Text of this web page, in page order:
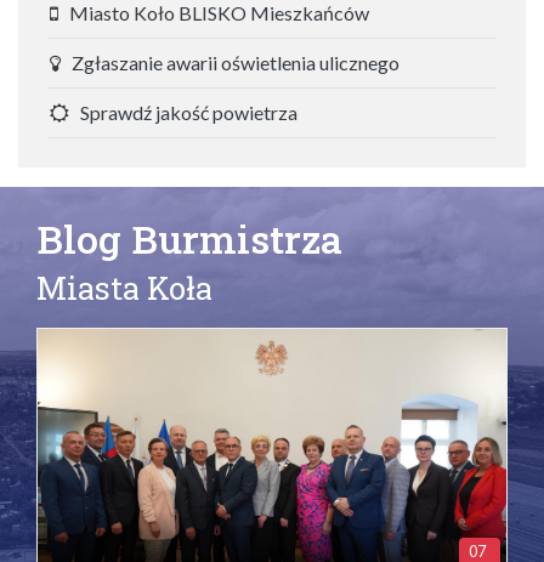
Miasto Koło BLISKO Mieszkańców
Zgłaszanie awarii oświetlenia ulicznego
Sprawdź jakość powietrza
Blog Burmistrza
Miasta Koła
07